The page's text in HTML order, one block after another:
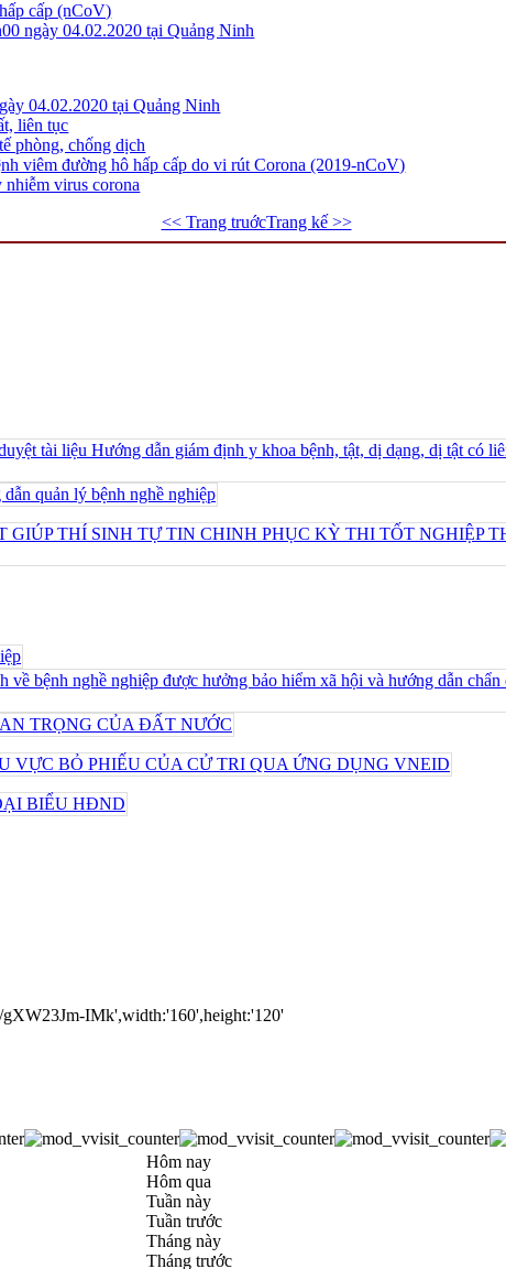
cấp (nCoV)
ngày 04.02.2020 tại Quảng Ninh
04.02.2020 tại Quảng Ninh
liên tục
phòng, chống dịch
viêm đường hô hấp cấp do vi rút Corona (2019-nCoV)
nhiễm virus corona
<< Trang truớcTrang kế >>
Hôm nay
Hôm qua
Tuần này
Tuần trước
Tháng này
Tháng trước